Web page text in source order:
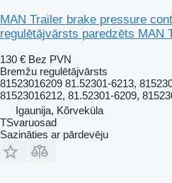
MAN Trailer brake pressure
regulētājvārsts paredzēts MAN
130 € Bez PVN
Bremžu regulētājvārsts
81523016209 81.52301-6213,
81523016212, 81.52301-6209,
Igaunija, Kõrveküla
TSvaruosad
Sazināties ar pārdevēju